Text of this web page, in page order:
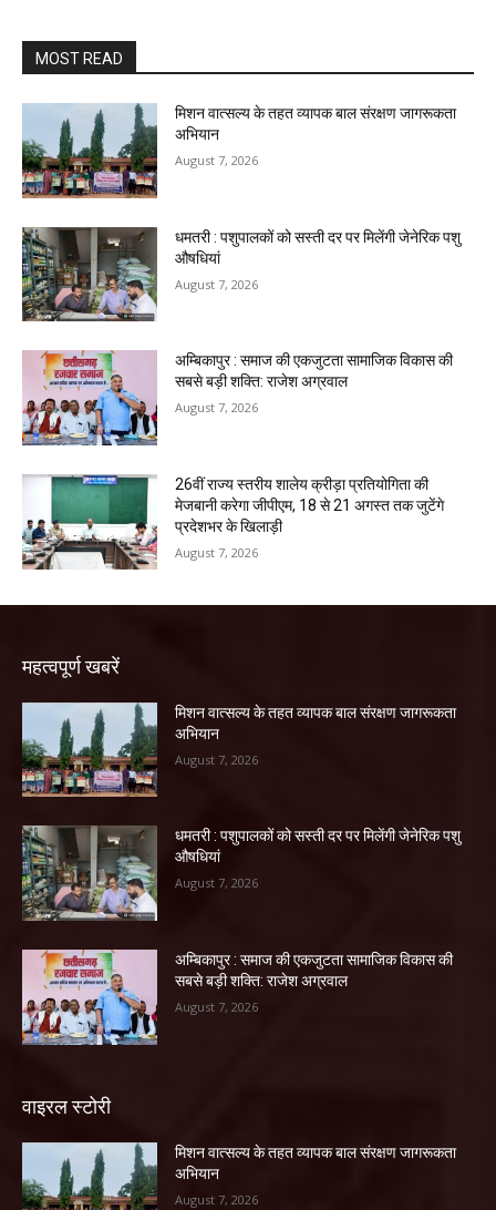
MOST READ
मिशन वात्सल्य के तहत व्यापक बाल संरक्षण जागरूकता
अभियान
August 7, 2026
धमतरी : पशुपालकों को सस्ती दर पर मिलेंगी जेनेरिक पशु
औषधियां
August 7, 2026
अम्बिकापुर : समाज की एकजुटता सामाजिक विकास की
सबसे बड़ी शक्ति: राजेश अग्रवाल
August 7, 2026
26वीं राज्य स्तरीय शालेय क्रीड़ा प्रतियोगिता की
मेजबानी करेगा जीपीएम, 18 से 21 अगस्त तक जुटेंगे
प्रदेशभर के खिलाड़ी
August 7, 2026
महत्वपूर्ण खबरें
मिशन वात्सल्य के तहत व्यापक बाल संरक्षण जागरूकता
अभियान
August 7, 2026
धमतरी : पशुपालकों को सस्ती दर पर मिलेंगी जेनेरिक पशु
औषधियां
August 7, 2026
अम्बिकापुर : समाज की एकजुटता सामाजिक विकास की
सबसे बड़ी शक्ति: राजेश अग्रवाल
August 7, 2026
वाइरल स्टोरी
मिशन वात्सल्य के तहत व्यापक बाल संरक्षण जागरूकता
अभियान
August 7, 2026